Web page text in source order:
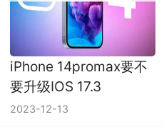
iPhone 14promax要不
要升级IOS 17.3
2023-12-13